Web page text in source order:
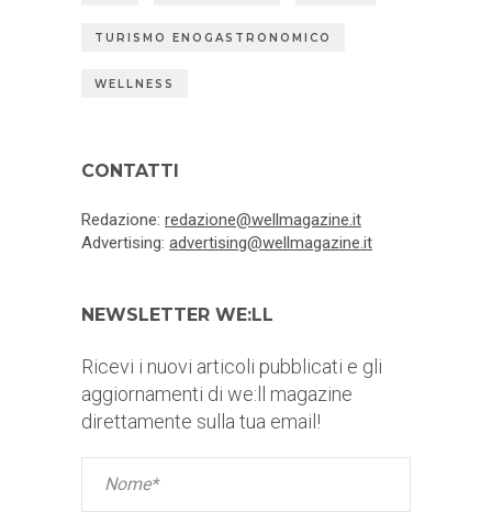
TURISMO ENOGASTRONOMICO
WELLNESS
CONTATTI
Redazione: redazione@wellmagazine.it
Advertising: advertising@wellmagazine.it
NEWSLETTER WE:LL
Ricevi i nuovi articoli pubblicati e gli
aggiornamenti di we:ll magazine
direttamente sulla tua email!